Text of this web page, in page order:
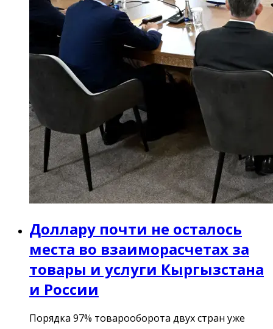
Доллару почти не осталось
места во взаиморасчетах за
товары и услуги Кыргызстана
и России
Порядка 97% товарооборота двух стран уже